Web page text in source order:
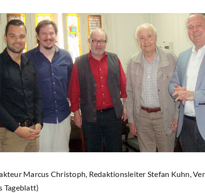
Marcus Christoph, Redaktionsleiter Stefan Kuhn,
Tageblatt)